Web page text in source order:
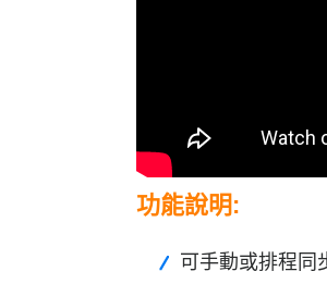
功能說明:
可手動或排程同